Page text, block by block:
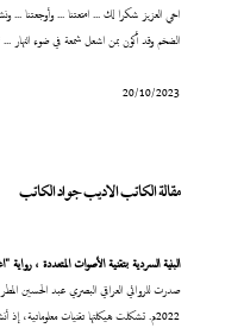
اخي العزيز شكرا لك ... امتعتنا ... وأوجعتنا ...
الضخم وقد أكون بمن اشعل شمعة في ضوء النهار ...
20/10/2023
مقالة الكاتب الاديب جواد الكاتب
البنية السردية بتقنية الأصوات المتعددة ، رواية
صدرت للروائي العراقي البصري عبد الحسين
2022م. تشكلت هيكلتها تقنيات معلوماتية،